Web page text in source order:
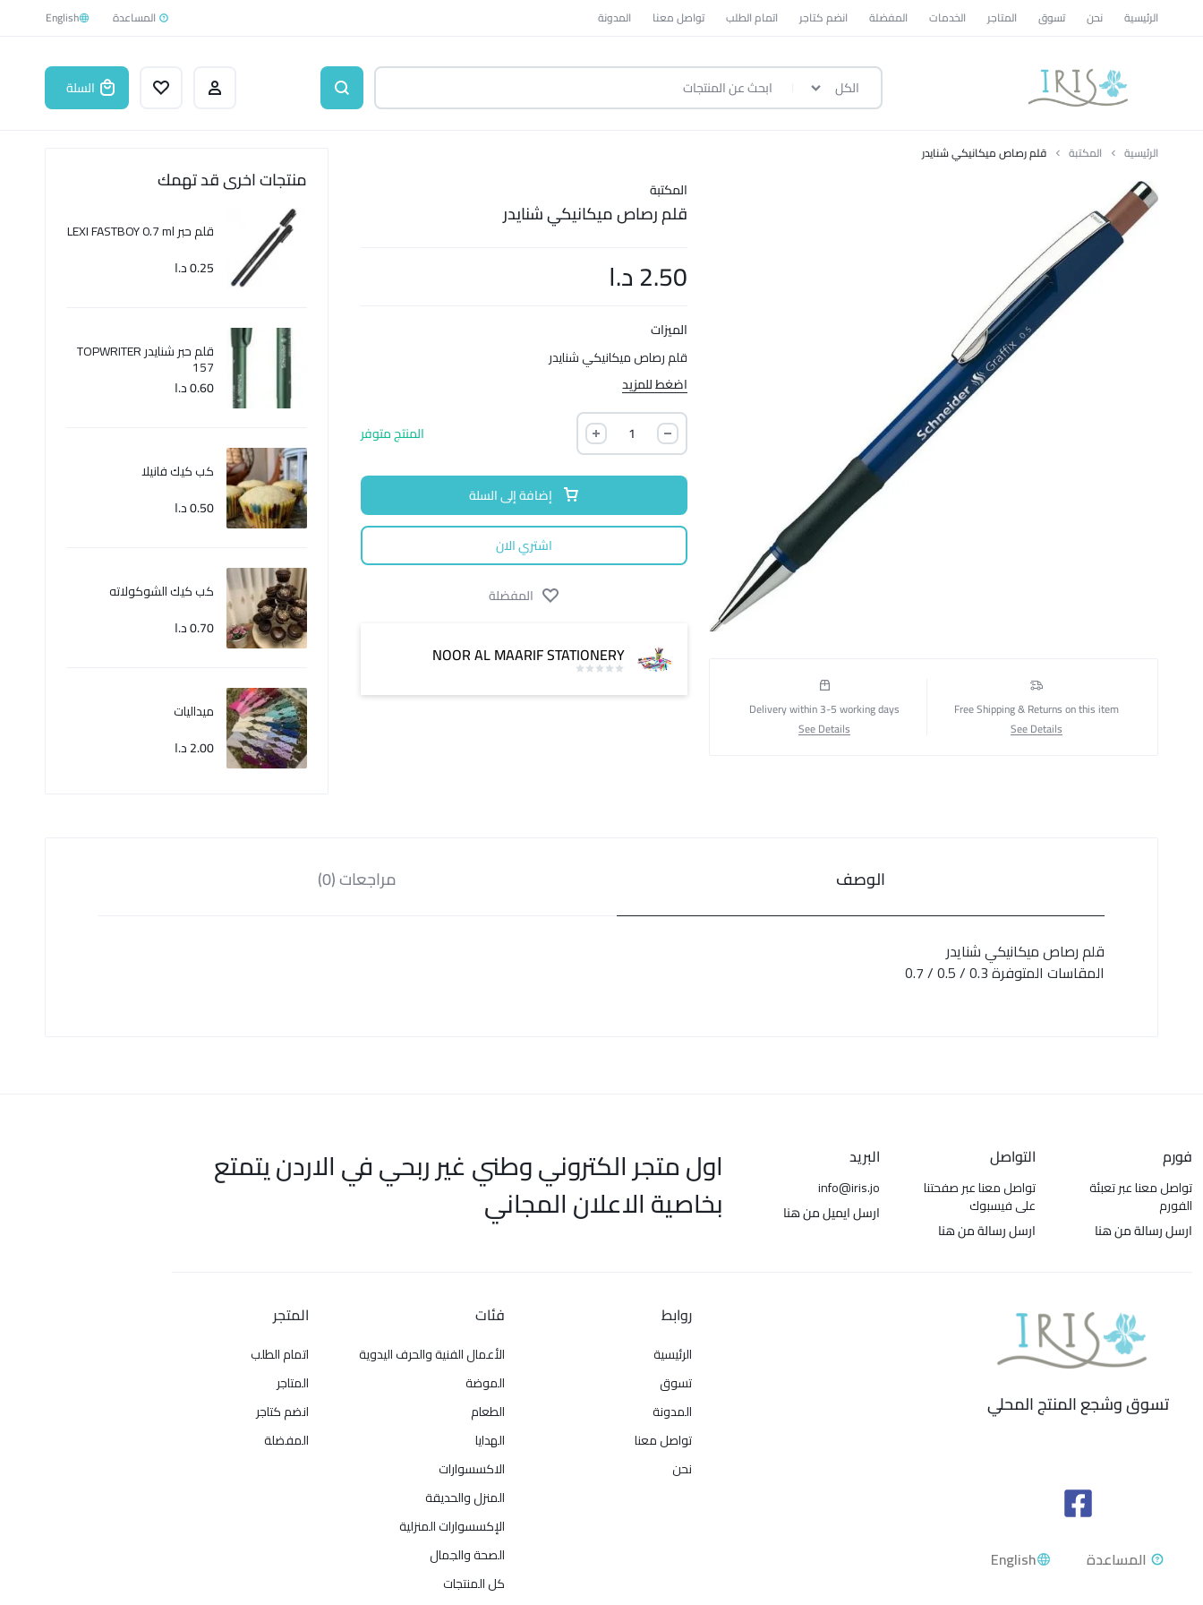
الرئيسية نحن تسوق المتاجر الخدمات المفضلة انضم كتاجر اتمام الطلب تواصل معنا المدونة English
|
متجر
تسوق
وطني
الكل السلة
الرئيسية المكتبة قلم رصاص ميكانيكي شنايدر
Free Shipping & Returns on this item
See Details
Delivery within 3-5 working days
See Details
المكتبة
قلم رصاص ميكانيكي شنايدر
2.50د.ا
الميزات
قلم رصاص ميكانيكي شنايدر
اضغط للمزيد
المنتج متوفر
إضافة إلى السلة
اشتري الان
المفضلة
NOOR AL MAARIF STATIONERY
منتجات اخرى قد تهمك
قلم حبر LEXI FASTBOY 0.7 ml
0.25د.ا
قلم حبر شنايدر TOPWRITER
157
0.60د.ا
كب كيك فانيلا
0.50د.ا
كب كيك الشوكولاته
0.70د.ا
ميداليات
2.00د.ا
الوصف مراجعات (0)
قلم رصاص ميكانيكي شنايدر
المقاسات المتوفرة 0.3 / 0.5 / 0.7
فورم
تواصل معنا عبر تعبئة
الفورم
ارسل رسالة من هنا
التواصل
تواصل معنا عبر صفحتنا
على فيسبوك
ارسل رسالة من هنا
البريد
info@iris.jo
ارسل ايميل من هنا
اول متجر الكتروني وطني غير ربحي في الاردن يتمتع
بخاصية الاعلان المجاني
تسوق وشجع المنتج المحلي
English
روابط
الرئيسية
تسوق
المدونة
تواصل معنا
نحن
فئات
الأعمال الفنية والحرف اليدوية
الموضة
الطعام
الهدايا
الاكسسوارات
المنزل والحديقة
الإكسسوارات المنزلية
الصحة والجمال
كل المنتجات
المتجر
اتمام الطلب
المتاجر
انضم كتاجر
المفضلة